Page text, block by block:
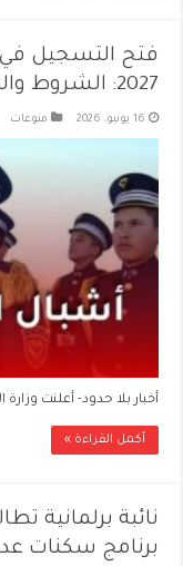
2027: الشروط والمراحل وآخر أجل للتسجيل
16 يونيو، 2026 منوعات
أخبار بلا حدود- أعلنت وزارة
أكمل القراءة »
نائبة برلمانية
برنامج سكنات